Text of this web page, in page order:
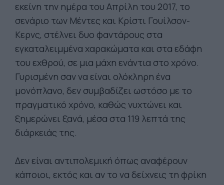
εκείνη την ημέρα του Απρίλη του 2017, το
σενάριο των Μέντες και Κρίστι Γουίλσον-
Κερνς, στέλνει δυο φαντάρους στα
εγκαταλειμμένα χαρακώματα και στα εδάφη
του εχθρού, σε μια μάχη ενάντια στο χρόνο.
Γυρισμένη σαν να είναι ολόκληρη ένα
μονόπλανο, δεν συμβαδίζει ωστόσο με το
πραγματικό χρόνο, καθώς νυχτώνει και
ξημερώνει ξανά, μέσα στα 119 λεπτά της
διάρκειάς της.
Δεν είναι αντιπολεμική όπως αναφέρουν
κάποιοι, εκτός και αν το να δείχνεις τη φρίκη